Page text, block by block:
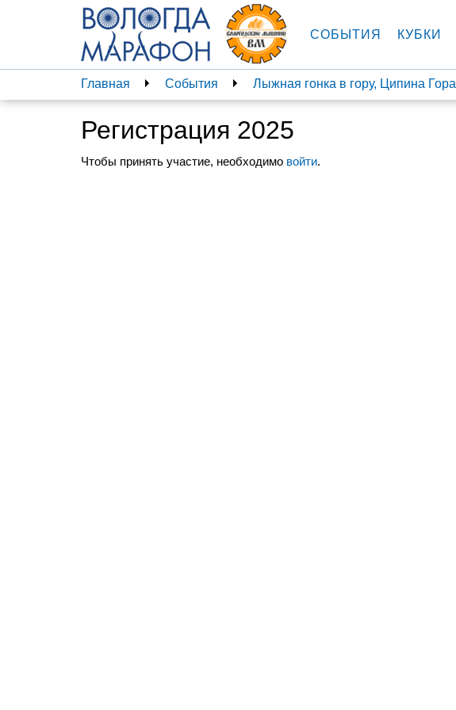
СОБЫТИЯ КУБКИ
Главная События Лыжная гонка в гору, Ципина Гора
Регистрация 2025
Чтобы принять участие, необходимо войти.